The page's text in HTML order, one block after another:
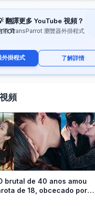
翻譯更多 YouTube 視頻？
用 TransParrot 瀏覽器外掛程式
外掛程式 了解詳情
頻
brutal de 40 anos amou
de 18, obcecado por
Ela teve seu